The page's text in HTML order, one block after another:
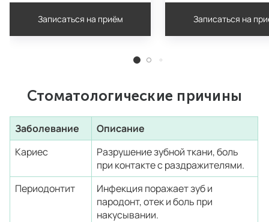
Записаться на приём Записаться на
Стоматологические причины
Заболевание
Описание
Кариес
Разрушение зубной ткани, боль
при контакте с раздражителями.
Периодонтит
Инфекция поражает зуб и
пародонт, отек и боль при
накусывании.